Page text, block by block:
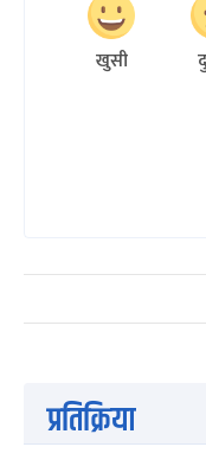
खुसी
प्रतिक्रिया